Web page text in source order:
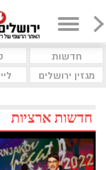
חדשות
מגזין ירושלים
חדשות ארציות